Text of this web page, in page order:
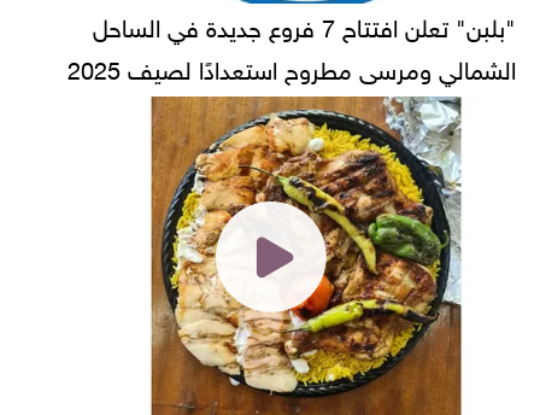
"بلبن" تعلن افتتاح 7 فروع جديدة في الساحل
الشمالي ومرسى مطروح استعدادًا لصيف 2025